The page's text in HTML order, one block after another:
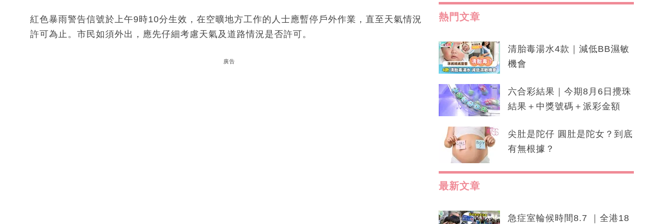
紅色暴雨警告信號於上午9時10分生效，在空曠地方工作的人士應暫停戶外作業，直至天氣情況
許可為止。市民如須外出，應先仔細考慮天氣及道路情況是否許可。
廣告
熱門文章
清胎毒湯水4款｜減低BB濕敏
機會
六合彩結果｜今期8月6日攪珠
結果＋中獎號碼＋派彩金額
尖肚是陀仔 圓肚是陀女？到底
有無根據？
最新文章
急症室輪候時間8.7 ｜全港18